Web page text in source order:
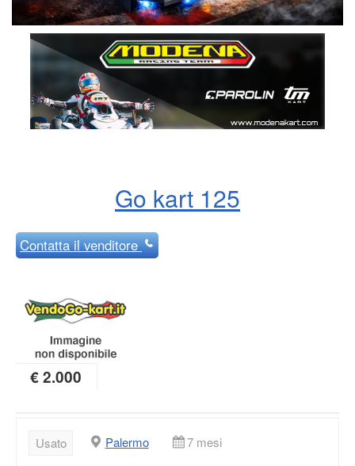
Go kart 125
Contattail venditore
€ 2.000
Usato Palermo 7 mesi